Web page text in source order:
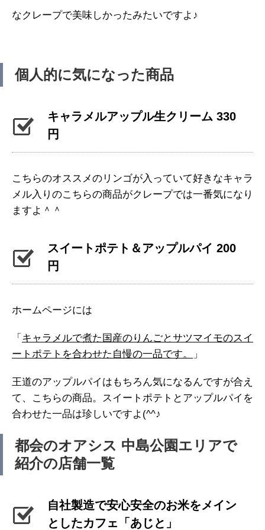
なクレープで美味しかったみたいですよ♪
個人的に気になった商品
キャラメルアップル生クリーム 330
円
こちらのオススメのリンゴが入っていて好きなキャラ
メル入りのこちらの商品がクレープでは一番気になり
ますよ＾＾
スイートポテト＆アップルパイ 200
円
ホームページには
「 キャラメルで煮た国産のりんごとサツマイモのスイ
ートポテトを合わせた自慢の一品です。 」
王道のアップルパイはもちろん気になるんですが合え
て、こちらの商品。スイートポテトとアップルパイを
合わせた一品は珍しいですよ(^^♪
都会のオアシス 中島公園エリアで
紹介の店舗一覧
自社製造で安心安全のお米をメイン
としたカフェ「あじと」